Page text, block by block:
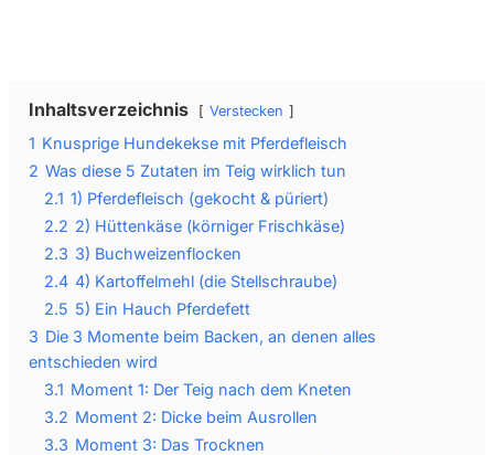
Inhaltsverzeichnis Verstecken
1 Knusprige Hundekekse mit Pferdefleisch
2 Was diese 5 Zutaten im Teig wirklich tun
2.1 1) Pferdefleisch (gekocht & püriert)
2.2 2) Hüttenkäse (körniger Frischkäse)
2.3 3) Buchweizenflocken
2.4 4) Kartoffelmehl (die Stellschraube)
2.5 5) Ein Hauch Pferdefett
3 Die 3 Momente beim Backen, an denen alles
entschieden wird
3.1 Moment 1: Der Teig nach dem Kneten
3.2 Moment 2: Dicke beim Ausrollen
3.3 Moment 3: Das Trocknen